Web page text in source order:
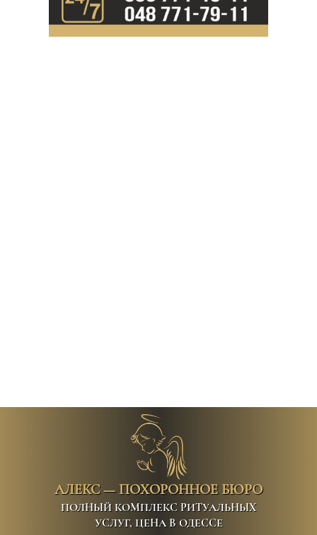
АЛЕКС — ПОХОРОННОЕ БЮРО
ПОЛНЫЙ КОМПЛЕКС РИТУАЛЬНЫХ
УСЛУГ, ЦЕНА В ОДЕССЕ